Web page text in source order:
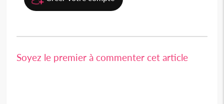
Soyez le premier à commenter cet article